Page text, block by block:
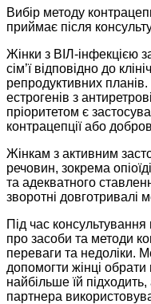
Вибір методу
приймає після
Жінки з ВІЛ-інфекцією
сім’ї відповідно до
репродуктивних
естрогенів з
пріоритетом є
контрацепції або
Жінкам з активним
речовин, зокрема
та адекватного
зворотні довготривалі
Під час
про засоби та методи
переваги та недоліки.
допомогти жінці
найбільше їй підходить,
партнера